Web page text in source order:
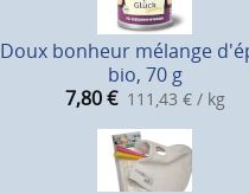
Doux bonheur mélange
bio, 70 g
7,80 € 111,43 € / kg